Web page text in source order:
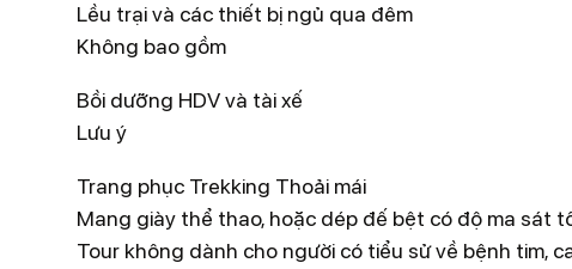
Lều trại và các thiết bị ngủ qua đêm
Không bao gồm
Bồi dưỡng HDV và tài xế
Lưu ý
Trang phục Trekking Thoải mái
Mang giày thể thao, hoặc dép đế bệt có độ ma sát
Tour không dành cho người có tiểu sử về bệnh tim,